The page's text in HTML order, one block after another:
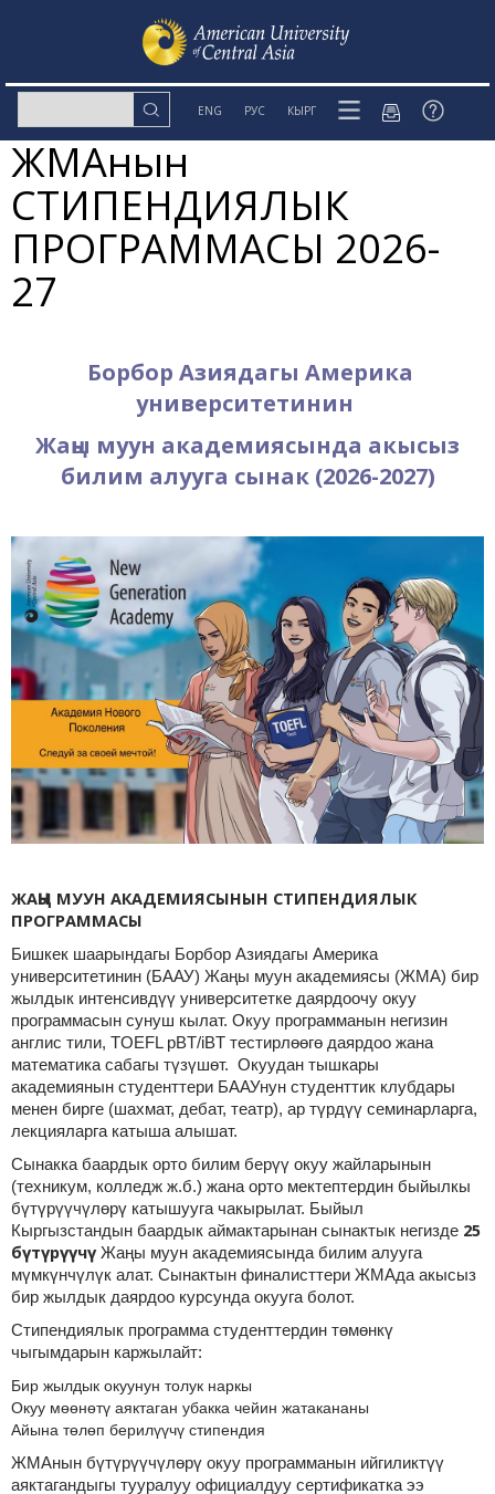
ENG РУС КЫРГ
ЖМАнын
СТИПЕНДИЯЛЫК
ПРОГРАММАСЫ 2026-
27
Борбор Азиядагы Америка
университетинин
Жаңы муун академиясында акысыз
билим алууга сынак (2026-2027)
ЖАҢЫ МУУН АКАДЕМИЯСЫНЫН СТИПЕНДИЯЛЫК
ПРОГРАММАСЫ
Бишкек шаарындагы Борбор Азиядагы Америка
университетинин (БААУ) Жаңы муун академиясы (ЖМА) бир
жылдык интенсивдүү университетке даярдоочу окуу
программасын сунуш кылат. Окуу программанын негизин
англис тили, TOEFL pBT/iBT тестирлөөгө даярдоо жана
математика сабагы түзүшөт. Окуудан тышкары
академиянын студенттери БААУнун студенттик клубдары
менен бирге (шахмат, дебат, театр), ар түрдүү семинарларга,
лекцияларга катыша алышат.
Сынакка баардык орто билим берүү окуу жайларынын
(техникум, колледж ж.б.) жана орто мектептердин быйылкы
бүтүрүүчүлөрү катышууга чакырылат. Быйыл
Кыргызстандын баардык аймактарынан сынактык негизде 25
бүтүрүүчүЖаңы муун академиясында билим алууга
мүмкүнчүлүк алат. Сынактын финалисттери ЖМАда акысыз
бир жылдык даярдоо курсунда окууга болот.
Стипендиялык программа студенттердин төмөнкү
чыгымдарын каржылайт:
Бир жылдык окуунун толук наркы
Окуу мөөнөтү аяктаган убакка чейин жатакананы
Айына төлөп берилүүчү стипендия
ЖМАнын бүтүрүүчүлөрү окуу программанын ийгиликтүү
аяктагандыгы тууралуу официалдуу сертификатка ээ